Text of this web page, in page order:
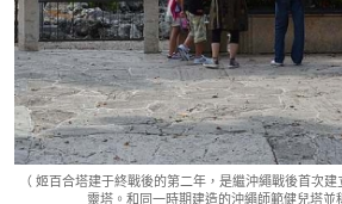
（ 姬百合塔建于終戰後的第二年，是繼沖繩戰後首次
靈塔。和同一時期建造的沖繩師範健兒塔並